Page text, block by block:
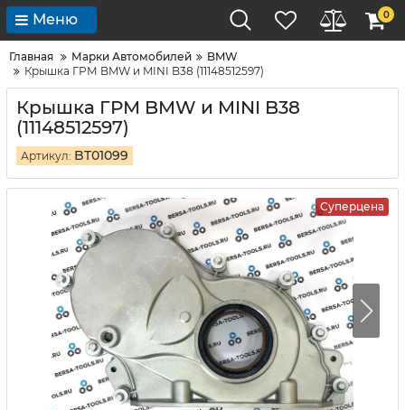
Меню 0
Главная Марки Автомобилей
BMW
Крышка ГРМ BMW и MINI B38 (11148512597)
Крышка ГРМ BMW и MINI B38
(11148512597)
Артикул: BT01099
Суперцена